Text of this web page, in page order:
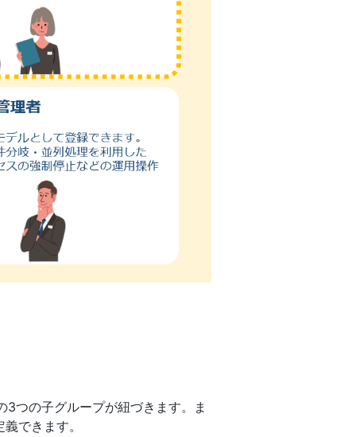
つの子グループが紐づきます。ま
できます。